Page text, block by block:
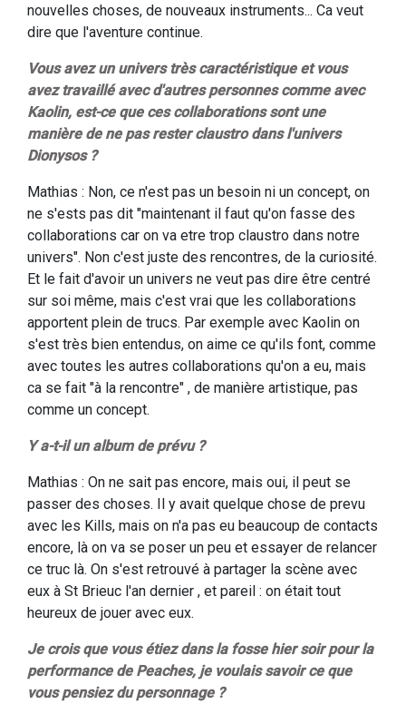
nouvelles choses, de nouveaux instruments... Ca veut
dire que l'aventure continue.
Vous avez un univers très caractéristique et vous
avez travaillé avec d'autres personnes comme avec
Kaolin, est-ce que ces collaborations sont une
manière de ne pas rester claustro dans l'univers
Dionysos ?
Mathias : Non, ce n'est pas un besoin ni un concept, on
ne s'ests pas dit "maintenant il faut qu'on fasse des
collaborations car on va etre trop claustro dans notre
univers". Non c'est juste des rencontres, de la curiosité.
Et le fait d'avoir un univers ne veut pas dire être centré
sur soi même, mais c'est vrai que les collaborations
apportent plein de trucs. Par exemple avec Kaolin on
s'est très bien entendus, on aime ce qu'ils font, comme
avec toutes les autres collaborations qu'on a eu, mais
ca se fait "à la rencontre" , de manière artistique, pas
comme un concept.
Y a-t-il un album de prévu ?
Mathias : On ne sait pas encore, mais oui, il peut se
passer des choses. Il y avait quelque chose de prevu
avec les Kills, mais on n'a pas eu beaucoup de contacts
encore, là on va se poser un peu et essayer de relancer
ce truc là. On s'est retrouvé à partager la scène avec
eux à St Brieuc l'an dernier , et pareil : on était tout
heureux de jouer avec eux.
Je crois que vous étiez dans la fosse hier soir pour la
performance de Peaches, je voulais savoir ce que
vous pensiez du personnage ?